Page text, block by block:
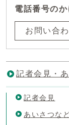
電話番号の
お問い合
記者会見・
記者会見
あいさつな